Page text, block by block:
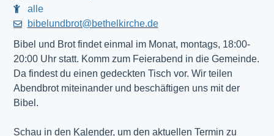
alle
bibelundbrot@bethelkirche.de
Bibel und Brot findet einmal im Monat, montags, 18:00-
20:00 Uhr statt. Komm zum Feierabend in die Gemeinde.
Da findest du einen gedeckten Tisch vor. Wir teilen
Abendbrot miteinander und beschäftigen uns mit der
Bibel.
Schau in den Kalender, um den aktuellen Termin zu